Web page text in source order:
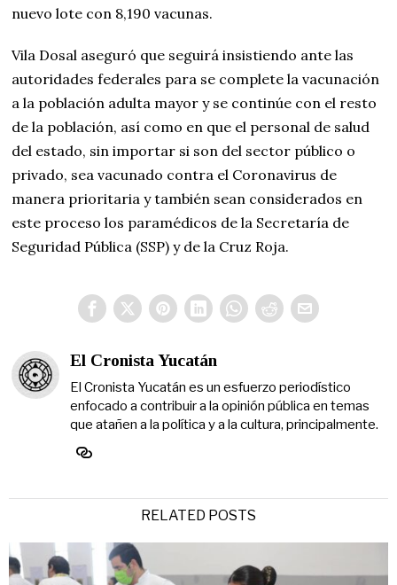
nuevo lote con 8,190 vacunas.
Vila Dosal aseguró que seguirá insistiendo ante las
autoridades federales para se complete la vacunación
a la población adulta mayor y se continúe con el resto
de la población, así como en que el personal de salud
del estado, sin importar si son del sector público o
privado, sea vacunado contra el Coronavirus de
manera prioritaria y también sean considerados en
este proceso los paramédicos de la Secretaría de
Seguridad Pública (SSP) y de la Cruz Roja.
El Cronista Yucatán
El Cronista Yucatán es un esfuerzo periodístico
enfocado a contribuir a la opinión pública en temas
que atañen a la política y a la cultura, principalmente.
RELATED POSTS